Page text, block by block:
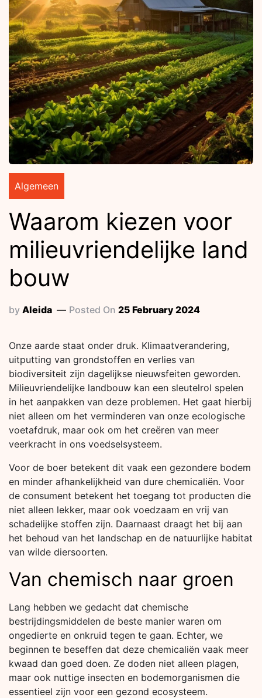
Algemeen
Waarom kiezen voor
milieuvriendelijke land
bouw
by Aleida Posted On 25 February 2024
Onze aarde staat onder druk. Klimaatverandering,
uitputting van grondstoffen en verlies van
biodiversiteit zijn dagelijkse nieuwsfeiten geworden.
Milieuvriendelijke landbouw kan een sleutelrol spelen
in het aanpakken van deze problemen. Het gaat hierbij
niet alleen om het verminderen van onze ecologische
voetafdruk, maar ook om het creëren van meer
veerkracht in ons voedselsysteem.
Voor de boer betekent dit vaak een gezondere bodem
en minder afhankelijkheid van dure chemicaliën. Voor
de consument betekent het toegang tot producten die
niet alleen lekker, maar ook voedzaam en vrij van
schadelijke stoffen zijn. Daarnaast draagt het bij aan
het behoud van het landschap en de natuurlijke habitat
van wilde diersoorten.
Van chemisch naar groen
Lang hebben we gedacht dat chemische
bestrijdingsmiddelen de beste manier waren om
ongedierte en onkruid tegen te gaan. Echter, we
beginnen te beseffen dat deze chemicaliën vaak meer
kwaad dan goed doen. Ze doden niet alleen plagen,
maar ook nuttige insecten en bodemorganismen die
essentieel zijn voor een gezond ecosysteem.